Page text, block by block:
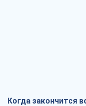
Когда закончится